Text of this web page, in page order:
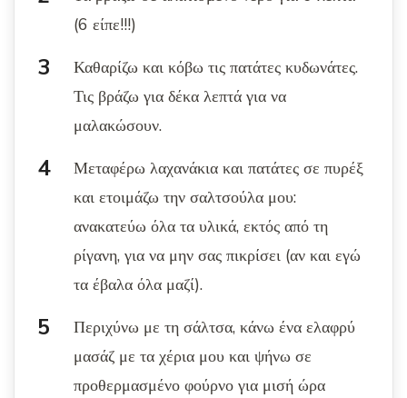
(6 είπε!!!)
Καθαρίζω και κόβω τις πατάτες κυδωνάτες.
Τις βράζω για δέκα λεπτά για να
μαλακώσουν.
Μεταφέρω λαχανάκια και πατάτες σε πυρέξ
και ετοιμάζω την σαλτσούλα μου:
ανακατεύω όλα τα υλικά, εκτός από τη
ρίγανη, για να μην σας πικρίσει (αν και εγώ
τα έβαλα όλα μαζί).
Περιχύνω με τη σάλτσα, κάνω ένα ελαφρύ
μασάζ με τα χέρια μου και ψήνω σε
προθερμασμένο φούρνο για μισή ώρα